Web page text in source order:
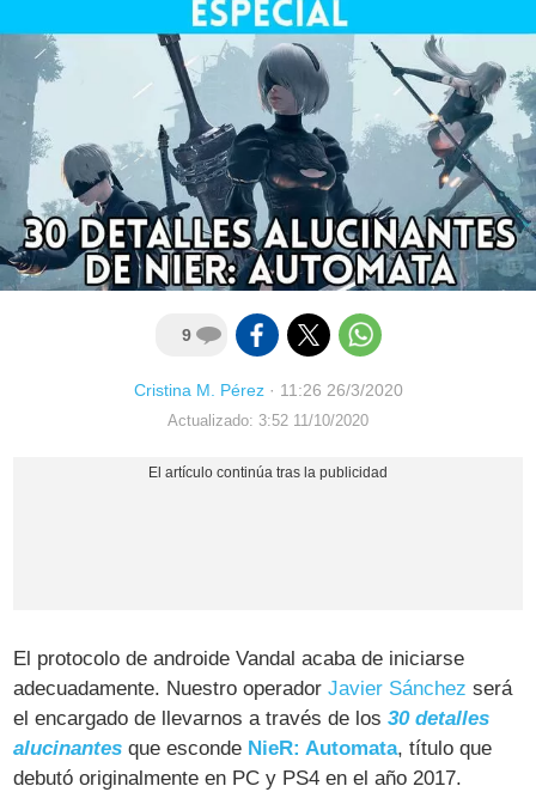
9
Cristina M. Pérez· 11:26 26/3/2020
Actualizado: 3:52 11/10/2020
El protocolo de androide Vandal acaba de iniciarse
adecuadamente. Nuestro operadorJavier Sánchez será
el encargado de llevarnos a través de los30 detalles
alucinantes que esconde NieR: Automata, título que
debutó originalmente en PC y PS4 en el año 2017.